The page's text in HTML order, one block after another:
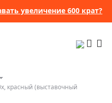
увеличение 600 крат?
красный (выставочный